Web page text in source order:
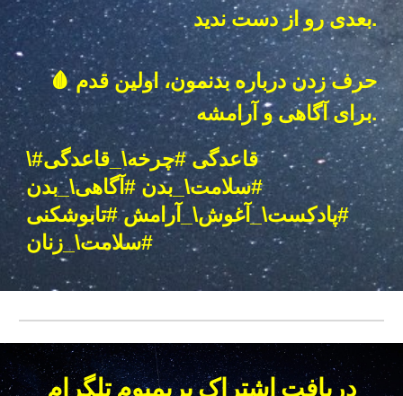
بعدی رو از دست ندید.
🩸 حرف زدن درباره بدنمون، اولین قدم
برای آگاهی و آرامشه.
\
#قاعدگی#چرخه\_قاعدگی
#سلامت\_بدن #آگاهی\_بدن
#پادکست\_آغوش\_آرامش#تابوشکنی
#سلامت\_زنان
دریافت اشتراک پریمیوم تلگرام